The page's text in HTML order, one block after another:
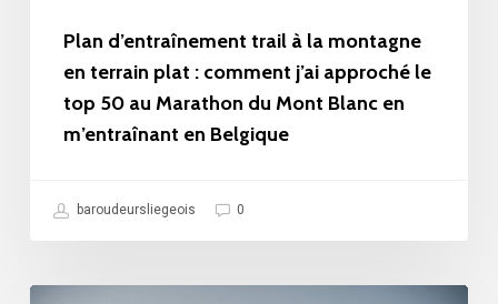
comment
approché
top
au
Plan d’entraînement trail à la montagne
en terrain plat : comment j’ai approché le
top 50 au Marathon du Mont Blanc en
m’entraînant en Belgique
baroudeursliegeois 0